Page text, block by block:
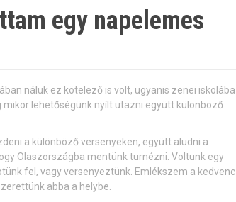
egy napelemes
náluk ez kötelező is volt, ugyanis zenei iskolába
lehetőségünk nyílt utazni együtt különböző
a különböző versenyeken, együtt aludni a
Olaszországba mentünk turnézni. Voltunk egy
fel, vagy versenyeztünk. Emlékszem a kedvenc
abba a helybe.